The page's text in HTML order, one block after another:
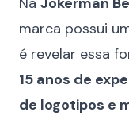
marca possui
é revelar essa
15 anos de
de logotipos e